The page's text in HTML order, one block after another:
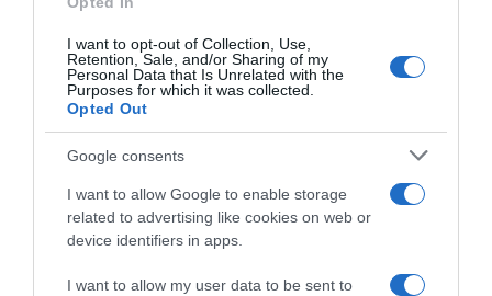
I want to opt-out of Collection, Use,
Retention, Sale, and/or Sharing of my
Personal Data that Is Unrelated with the
Purposes for which it was collected.
Opted Out
Google consents
I want to allow Google to enable storage
related to advertising like cookies on web or
device identifiers in apps.
I want to allow my user data to be sent to
ΔΙΕΘΝΗ